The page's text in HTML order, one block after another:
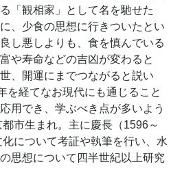
「観相家」として名を馳せた
、少食の思想に行きついたとい
し悪しよりも、食を慎んでいる
や寿命などの吉凶が変わると
、開運にまでつながると説い
を経てなお現代にも通じること
用でき、学ぶべき点が多いよう
市生まれ。主に慶長（1596～
について考証や執筆を行い、水
思想について四半世紀以上研究